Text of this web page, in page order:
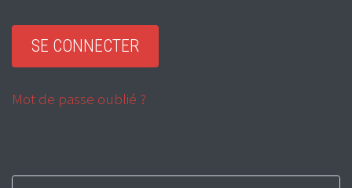
Mot de passe oublié ?